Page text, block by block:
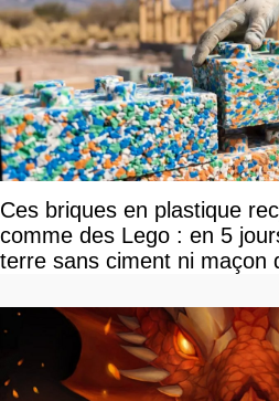
Ces briques en plastique
comme des Lego : en 5
terre sans ciment ni maçon